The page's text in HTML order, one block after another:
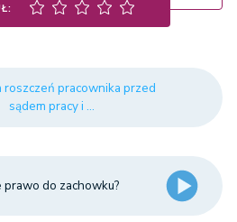
roszczeń pracownika przed
sądem pracy i ...
prawo do zachowku?